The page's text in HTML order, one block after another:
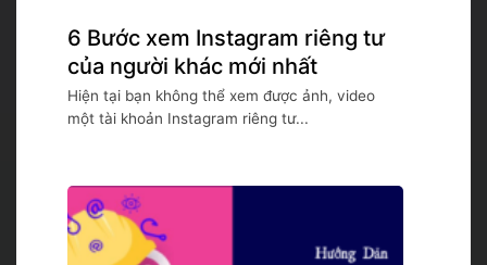
6 Bước xem Instagram riêng tư
của người khác mới nhất
Hiện tại bạn không thể xem được ảnh, video
một tài khoản Instagram riêng tư...